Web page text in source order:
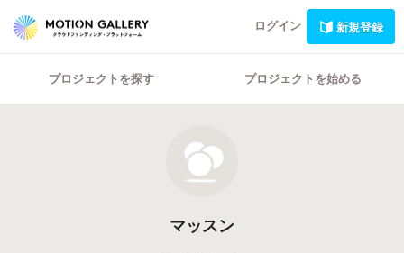
ログイン 新規登録
プロジェクトを探す プロジェクトを始める
マッスン